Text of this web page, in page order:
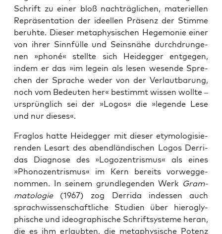
Schrift zu einer bloß nach­träg­li­chen, mate­ri­el­len
Reprä­sen­ta­ti­on der ideel­len Prä­senz der Stim­me
beruh­te. Die­ser meta­phy­si­schen Hege­mo­nie einer
von ihrer Sinn­fül­le und Seins­nä­he durch­drun­ge­
nen »pho­né« stell­te sich Heid­eg­ger ent­ge­gen,
indem er das »im legein als lesen wesen­de Spre­
chen der Spra­che weder von der Ver­laut­ba­rung,
noch vom Bedeu­ten her« bestimmt wis­sen woll­te –
ursprüng­lich sei der »Logos« die »legen­de Lese
und nur dieses«.
Frag­los hat­te Heid­eg­ger mit die­ser ety­mo­lo­gi­sie­
ren­den Les­art des abend­län­di­schen Logos Der­ri­
das Dia­gno­se des »Logo­zen­tris­mus« als eines
»Pho­no­zen­tris­mus« im Kern bereits vor­weg­ge­
nom­men. In sei­nem grund­le­gen­den Werk Gram­
ma­to­lo­gie(1967) zog Der­ri­da indes­sen auch
sprach­wis­sen­schaft­li­che Stu­di­en über hie­ro­gly­
phi­sche und ideo­gra­phi­sche Schrift­sys­te­me her­an,
die es ihm erlaub­ten, die meta­phy­si­sche Potenz